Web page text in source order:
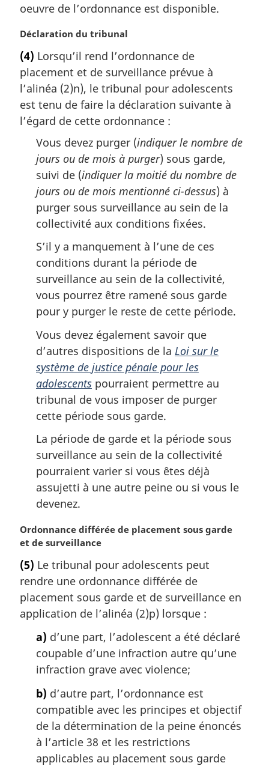
g
n
a
e
:
oeuvre de l’ordonnance est disponible.
N
t
e
m
a
g
Déclaration du tribunal
(4) Lorsqu’il rend l’ordonnance de
placement et de surveillance prévue à
l’alinéa (2)n), le tribunal pour adolescents
est tenu de faire la déclaration suivante à
l’égard de cette ordonnance :
Vous devez purger (indiquer le nombre de
jours ou de mois à purger) sous garde,
suivi de (indiquer la moitié du nombre de
jours ou de mois mentionné ci-dessus) à
purger sous surveillance au sein de la
collectivité aux conditions fixées.
S’il y a manquement à l’une de ces
conditions durant la période de
surveillance au sein de la collectivité,
vous pourrez être ramené sous garde
pour y purger le reste de cette période.
Vous devez également savoir que
d’autres dispositions de la Loi sur le
système de justice pénale pour les
adolescents pourraient permettre au
tribunal de vous imposer de purger
cette période sous garde.
La période de garde et la période sous
surveillance au sein de la collectivité
pourraient varier si vous êtes déjà
assujetti à une autre peine ou si vous le
devenez.
N
o
e
m
a
g
Ordonnance différée de placement sous garde
et de surveillance
(5) Le tribunal pour adolescents peut
rendre une ordonnance différée de
placement sous garde et de surveillance en
application de l’alinéa (2)p) lorsque :
a) d’une part, l’adolescent a été déclaré
coupable d’une infraction autre qu’une
infraction grave avec violence;
b) d’autre part, l’ordonnance est
compatible avec les principes et objectif
de la détermination de la peine énoncés
à l’article 38 et les restrictions
applicables au placement sous garde